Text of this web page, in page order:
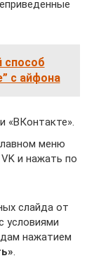
способ
с айфона
«ВКонтакте».
меню
и нажать по
слайда от
условиями
нажатием
.